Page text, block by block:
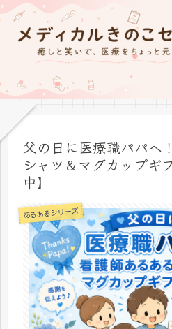
父の日に医療職パパへ
シャツ＆マグカップギ
中】
あるあるシリーズ